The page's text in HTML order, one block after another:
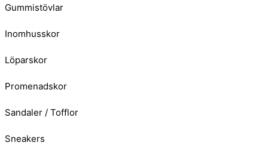
Gummistövlar
Inomhusskor
Löparskor
Promenadskor
Sandaler / Tofflor
Sneakers